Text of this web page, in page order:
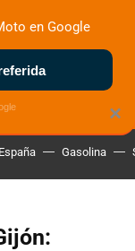
ELÉCTRICAS
España Gasolina
×
en Google